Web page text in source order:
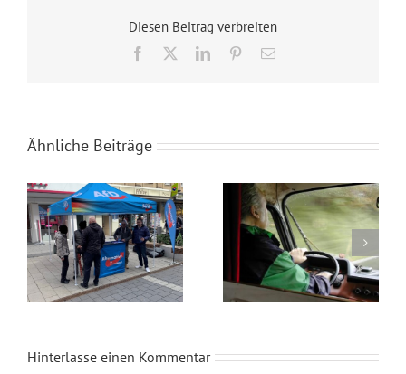
Diesen Beitrag verbreiten
Facebook LinkedInPinterest
E-
Ähnliche Beiträge
Hinterlasse einen Kommentar